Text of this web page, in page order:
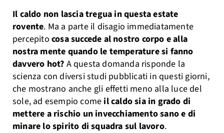
Il caldo non lascia tregua in questa estate
rovente. Ma a parte il disagio immediatamente
percepito cosa succede al nostro corpo e alla
nostra mente quando le temperature si fanno
davvero hot? A questa domanda risponde la
scienza con diversi studi pubblicati in questi giorni,
che mostrano anche gli effetti meno alla luce del
sole, ad esempio come il caldo sia in grado di
mettere a rischio un invecchiamento sano e di
minare lo spirito di squadra sul lavoro.